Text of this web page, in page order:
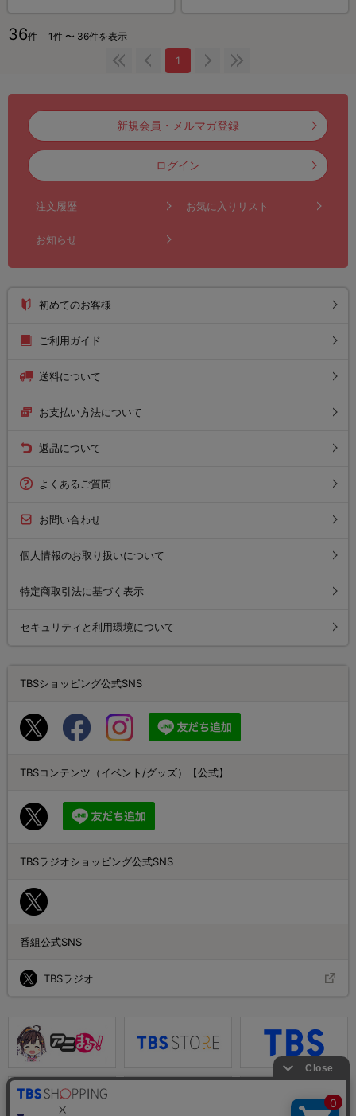
36件 1件 〜 36件を表示
1
新規会員・メルマガ登録
ログイン
注文履歴 お気に入りリスト
お知らせ
初めてのお客様
ご利用ガイド
送料について
お支払い方法について
返品について
よくあるご質問
お問い合わせ
個人情報のお取り扱いについて
特定商取引法に基づく表示
セキュリティと利用環境について
TBSショッピング公式SNS
TBSコンテンツ（イベント/グッズ）【公式】
TBSラジオショッピング公式SNS
番組公式SNS
TBSラジオ